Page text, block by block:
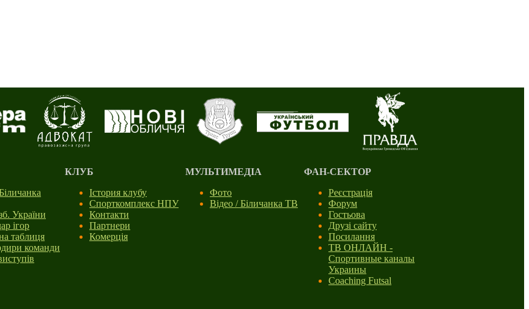
України
ігор
таблиця
команди
КЛУБ
Істория клубу
Спорткомплекс НПУ
Контакти
Партнери
Комерція
МУЛЬТИМЕДІА
Фото
Відео / Біличанка ТВ
ФАН-СЕКТОР
Реєстрація
Форум
Гостьова
Друзі сайту
Посилання
ТВ ОНЛАЙН -
Спортивные каналы
Украины
Coaching Futsal